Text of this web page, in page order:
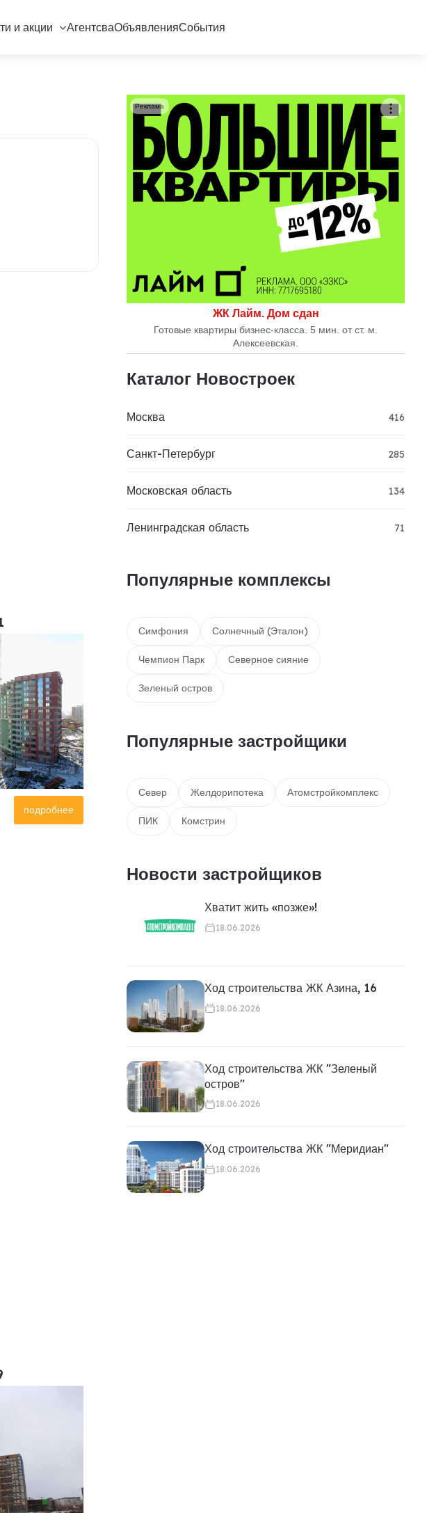
и акции АгентсваОбъявленияСобытия
подробнее
ЖК Лайм. Дом сдан
Готовые квартиры бизнес-класса. 5 мин. от ст. м.
Алексеевская.
Реклама
Каталог Новостроек
Москва 416
Санкт-Петербург 285
Московская область 134
Ленинградская область 71
Популярные комплексы
Симфония Солнечный (Эталон)
Чемпион Парк Северное сияние
Зеленый остров
Популярные застройщики
Север Желдорипотека Атомстройкомплекс
ПИК Комстрин
Новости застройщиков
Хватит жить «позже»!
18.06.2026
Ход строительства ЖК Азина, 16
18.06.2026
Ход строительства ЖК "Зеленый
остров"
18.06.2026
Ход строительства ЖК "Меридиан"
18.06.2026